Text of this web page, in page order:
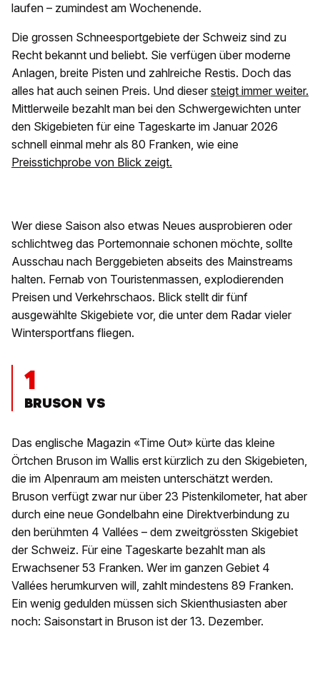
laufen – zumindest am Wochenende.
Die grossen Schneesportgebiete der Schweiz sind zu
Recht bekannt und beliebt. Sie verfügen über moderne
Anlagen, breite Pisten und zahlreiche Restis. Doch das
alles hat auch seinen Preis. Und dieser steigt immer weiter.
Mittlerweile bezahlt man bei den Schwergewichten unter
den Skigebieten für eine Tageskarte im Januar 2026
schnell einmal mehr als 80 Franken, wie eine
Preisstichprobe von Blick zeigt.
Wer diese Saison also etwas Neues ausprobieren oder
schlichtweg das Portemonnaie schonen möchte, sollte
Ausschau nach Berggebieten abseits des Mainstreams
halten. Fernab von Touristenmassen, explodierenden
Preisen und Verkehrschaos. Blick stellt dir fünf
ausgewählte Skigebiete vor, die unter dem Radar vieler
Wintersportfans fliegen.
1
BRUSON VS
Das englische Magazin «Time Out» kürte das kleine
Örtchen Bruson im Wallis erst kürzlich zu den Skigebieten,
die im Alpenraum am meisten unterschätzt werden.
Bruson verfügt zwar nur über 23 Pistenkilometer, hat aber
durch eine neue Gondelbahn eine Direktverbindung zu
den berühmten 4 Vallées – dem zweitgrössten Skigebiet
der Schweiz. Für eine Tageskarte bezahlt man als
Erwachsener 53 Franken. Wer im ganzen Gebiet 4
Vallées herumkurven will, zahlt mindestens 89 Franken.
Ein wenig gedulden müssen sich Skienthusiasten aber
noch: Saisonstart in Bruson ist der 13. Dezember.